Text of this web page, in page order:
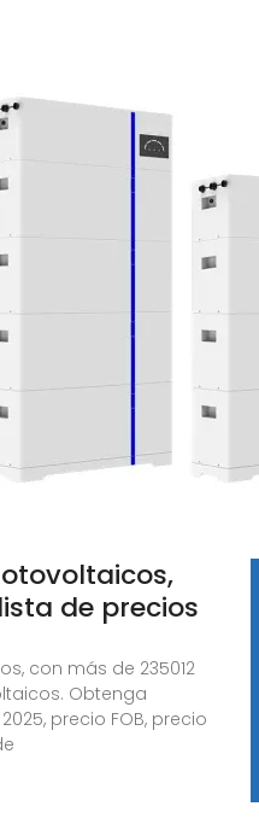
de precios
con más de 235012
Obtenga
precio FOB, precio